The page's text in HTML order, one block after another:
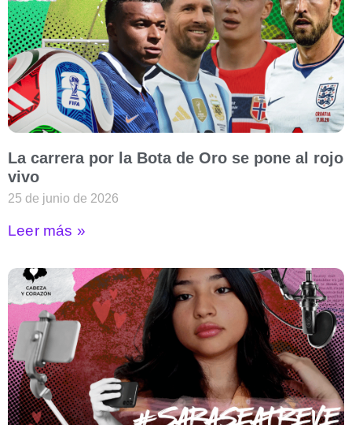
La carrera por la Bota de Oro se pone al rojo
vivo
25 de junio de 2026
Leer más »